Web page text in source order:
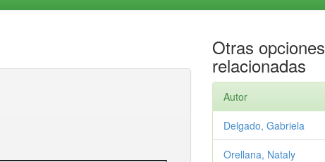
Otras opciones
relacionadas
Autor
Delgado, Gabriela
Orellana, Nataly